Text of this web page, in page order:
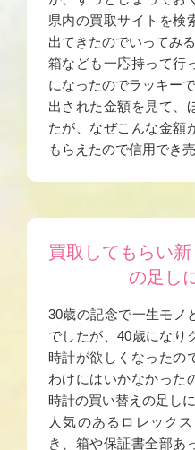
県内の買取サイトを検
出てきたのでいってみ
箱なども一応持って行
になったのでラッキーで
出された金額を見て、
たが、なぜこんな金額
もらえたので信用でき
買取してもらい
の足し
30歳の記念で一生モノ
でしたが、40歳になり
時計が欲しくなったの
わけにはいかなかった
時計の買い替えの足しに
人気のあるロレック
き、箱や保証書全部あ